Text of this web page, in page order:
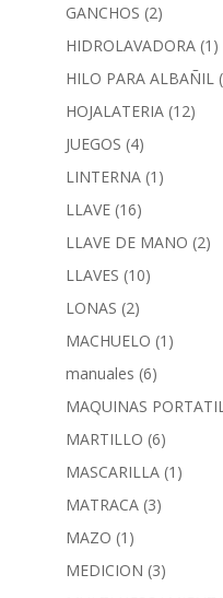
GANCHOS (2)
HIDROLAVADORA (1)
HILO PARA ALBAÑIL
HOJALATERIA (12)
JUEGOS (4)
LINTERNA (1)
LLAVE (16)
LLAVE DE MANO (2)
LLAVES (10)
LONAS (2)
MACHUELO (1)
manuales (6)
MAQUINAS
MARTILLO (6)
MASCARILLA (1)
MATRACA (3)
MAZO (1)
MEDICION (3)